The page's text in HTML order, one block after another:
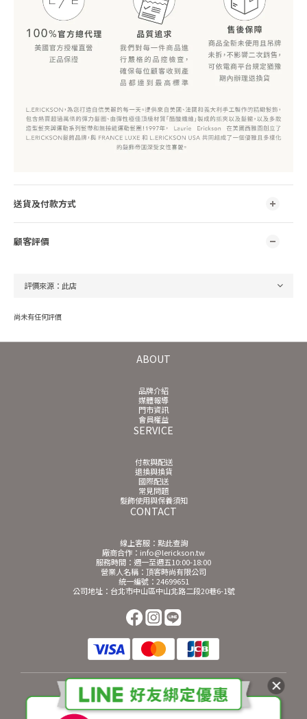
送貨及付款方式
顧客評價
尚未有任何評價
ABOUT
品牌介紹
媒體報導
門市資訊
會員權益
SERVICE
付款與配送
退換與換貨
國際配送
常見問題
髮飾使用與保養須知
CONTACT
線上客服： 點此查詢
廠商合作：info@lerickson.tw
服務時間：週一至週五10:00-18:00
營業人名稱：頂客時尚有限公司
統一編號：24699651
公司地址：台北市中山區中山北路二段20巷6-1號
$TWD 繁體中文